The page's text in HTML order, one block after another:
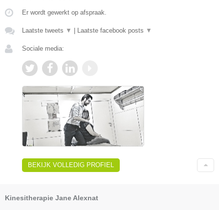
Er wordt gewerkt op afspraak.
Laatste tweets ▼ Laatste facebook posts ▼
Sociale media:
BEKIJK VOLLEDIG PROFIEL
Kinesitherapie Jane Alexnat